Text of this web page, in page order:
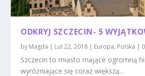
ODKRYJ SZCZECIN- 5
by Magda | Lut 22, 2018 | Europa, Polska |
Szczecin to miasto mające ogromną
wyróżniające się coraz większą...